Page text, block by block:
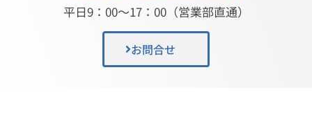
平日9：00〜17：00（営業部直通）
お問合せ